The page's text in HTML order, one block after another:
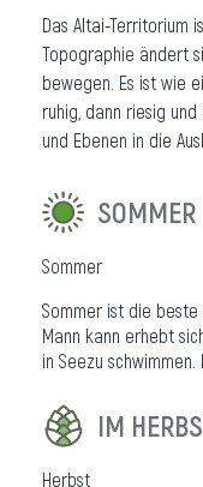
Das Altai-Territorium
Topographie ändert
bewegen. Es ist wie
ruhig, dann riesig
und Ebenen in die
SOMMER
Sommer
Sommer ist die beste
Mann kann erhebt
in Seezu
IM
Herbst